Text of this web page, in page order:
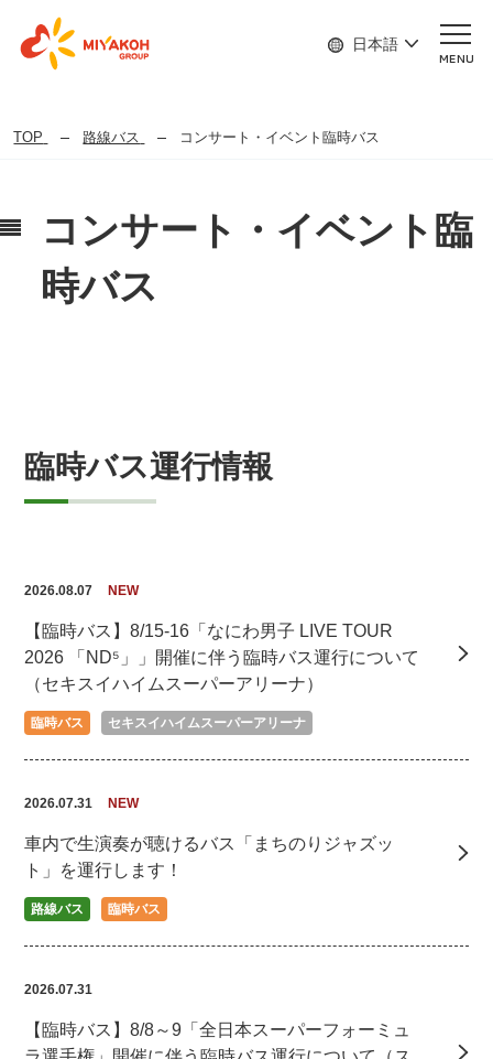
日本語
MENU
TOP 路線バス コンサート・イベント臨時バス
コンサート・イベント臨
時バス
臨時バス運行情報
2026.08.07 NEW
【臨時バス】8/15-16「なにわ男子 LIVE TOUR
2026 「ND⁵」」開催に伴う臨時バス運行について
（セキスイハイムスーパーアリーナ）
臨時バス セキスイハイムスーパーアリーナ
2026.07.31 NEW
車内で生演奏が聴けるバス「まちのりジャズッ
ト」を運行します！
路線バス 臨時バス
2026.07.31
【臨時バス】8/8～9「全日本スーパーフォーミュ